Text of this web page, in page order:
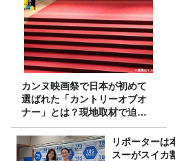
カンヌ映画祭で日本が初めて
選ばれた「カントリーオブオ
ナー」とは？現地取材で迫る
選出の意味
リポーターは
スーがスイカ